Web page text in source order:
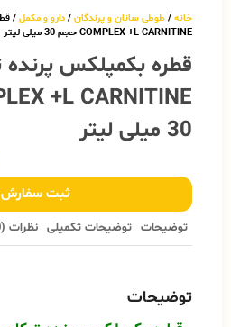
خانه / طوطی سانان و پرندگان / دارو و مکمل
COMPLEX +L CARNITINE حجم 30 میلی لیتر
30 میلی لیتر
ثبت سفارش
توضیحات توضیحات تکمیلی نظرات (0)
توضیحات